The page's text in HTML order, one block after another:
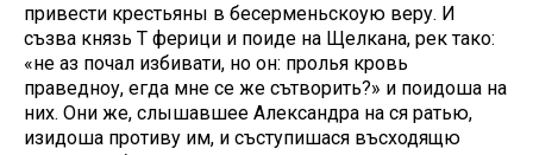
привести крестьяны в бесерменьскоую веру. И
съзва князь Т ферици и поиде на Щелкана, рек тако:
«не аз почал избивати, но он: пролья кровь
праведноу, егда мне се же сътворить?» и поидоша на
них. Они же, слышавшее Александра на ся ратью,
изидоша противу им, и съступишася въсходящю